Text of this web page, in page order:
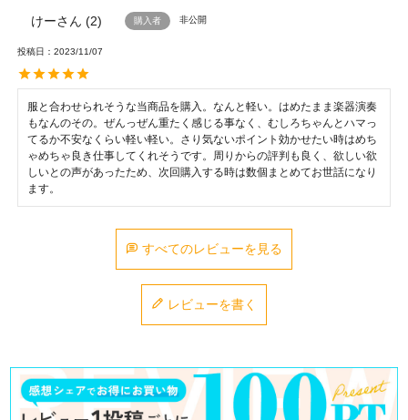
けー 2 購入者 非公開
投稿日 2023/11/07
服と合わせられそうな当商品を購入。なんと軽い。はめたまま楽器演奏
もなんのその。ぜんっぜん重たく感じる事なく、むしろちゃんとハマっ
てるか不安なくらい軽い軽い。さり気ないポイント効かせたい時はめち
ゃめちゃ良き仕事してくれそうです。周りからの評判も良く、欲しい欲
しいとの声があったため、次回購入する時は数個まとめてお世話になり
ます。
すべてのレビューを見る
レビューを書く